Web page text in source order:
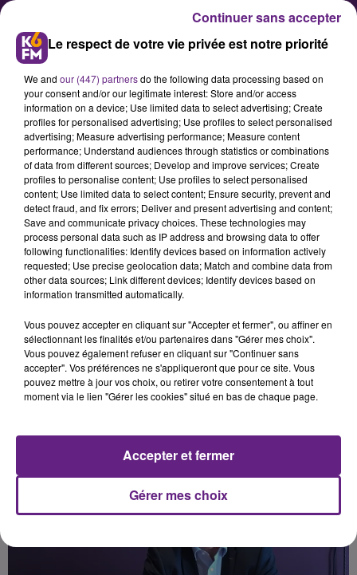
« Pacotte et Mignotte » placé en
redressement judiciaire
Nous avons appris le placement en
redressement judiciaire de
l’entreprise dijonnaise Pacotte et
Mignotte.
Publié : 3 septembre 2025 à 9h23 par
Fabrice Aubry
Le respect de votre vie privée est notre priorité
We and our (447) partnersdo the following data processing based on
your consent and/or our legitimate interest: Store and/or access
information on a device; Use limited data to select advertising; Create
profiles for personalised advertising; Use profiles to select personalised
advertising; Measure advertising performance; Measure content
performance; Understand audiences through statistics or combinations
of data from different sources; Develop and improve services; Create
profiles to personalise content; Use profiles to select personalised
content; Use limited data to select content; Ensure security, prevent and
detect fraud, and fix errors; Deliver and present advertising and content;
Save and communicate privacy choices. These technologies may
process personal data such as IP address and browsing data to offer
following functionalities: Identify devices based on information actively
requested; Use precise geolocation data; Match and combine data from
other data sources; Link different devices; Identify devices based on
information transmitted automatically.
Vous pouvez accepter en cliquant sur "Accepter et fermer", ou affiner en
sélectionnant les finalités et/ou partenaires dans "Gérer mes choix".
Vous pouvez également refuser en cliquant sur "Continuer sans
accepter". Vos préférences ne s'appliqueront que pour ce site. Vous
pouvez mettre à jour vos choix, ou retirer votre consentement à tout
moment via le lien "Gérer les cookies" situé en bas de chaque page.
Gérer mes choix
Accepter et fermer
Continuer sans accepter